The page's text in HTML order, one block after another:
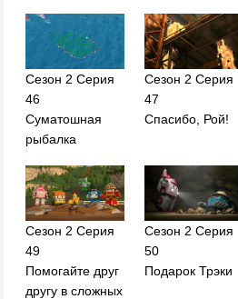
Сезон 2 Серия
46
Суматошная
рыбалка
Сезон 2 Серия
47
Спасибо, Рой!
Сезон 2 Серия
49
Помогайте друг
другу в сложных
Сезон 2 Серия
50
Подарок Трэки